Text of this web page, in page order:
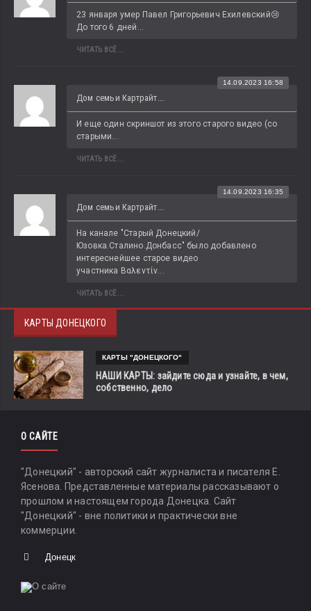
23 января умер Павел Григорьевич Ехилевский😢
До того 6 дней...
ЧИТАТЬ ВСЁ...
Дом семьи Картрайт...
14.09.2023 16:58
И еще один скриншот из этого старого видео (со
старыми...
ЧИТАТЬ ВСЁ...
Дом семьи Картрайт...
14.09.2023 16:35
На канале "Старый Донецкий/
Юзовка.Сталино.Донбасс" было добавлено
интереснейшее старое видео
участника Βαλεντίν...
ЧИТАТЬ ВСЁ...
КАРТЫ ДОНЕЦКОГО
КАРТЫ "ДОНЕЦКОГО"
НАШИ КАРТЫ: зайдите сюда и узнайте, в чем,
собственно, дело
О САЙТЕ
"Донецкий" - авторский сайт журналиста и писателя Е.
Ясенова. Представленные материалы рассказывают о
прошлом и настоящем города Донецка. Сайт
"Донецкий" - вне политики и практически вне
коммерции.
Донецк